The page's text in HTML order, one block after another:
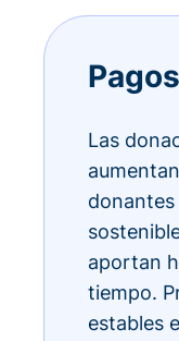
Las
aportan
tiempo.
estables